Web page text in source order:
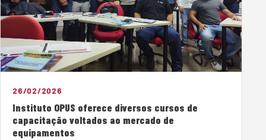
26/02/2026
Instituto OPUS oferece diversos cursos de
capacitação voltados ao mercado de
equipamentos